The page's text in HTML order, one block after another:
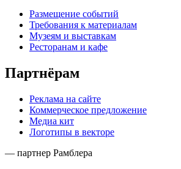
Размещение событий
Требования к материалам
Музеям и выставкам
Ресторанам и кафе
Партнёрам
Реклама на сайте
Коммерческое предложение
Медиа кит
Логотипы в векторе
— партнер Рамблера